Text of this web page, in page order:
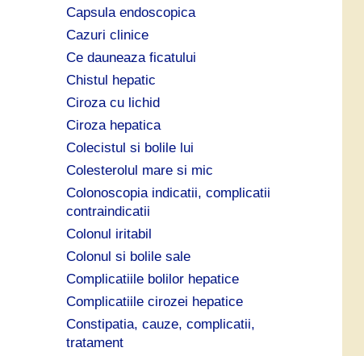
Capsula endoscopica
Cazuri clinice
Ce dauneaza ficatului
Chistul hepatic
Ciroza cu lichid
Ciroza hepatica
Colecistul si bolile lui
Colesterolul mare si mic
Colonoscopia indicatii, complicatii
contraindicatii
Colonul iritabil
Colonul si bolile sale
Complicatiile bolilor hepatice
Complicatiile cirozei hepatice
Constipatia, cauze, complicatii,
tratament